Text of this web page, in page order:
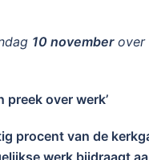
10 novemberover
preek over werk’
procent van de
werk bijdraagt